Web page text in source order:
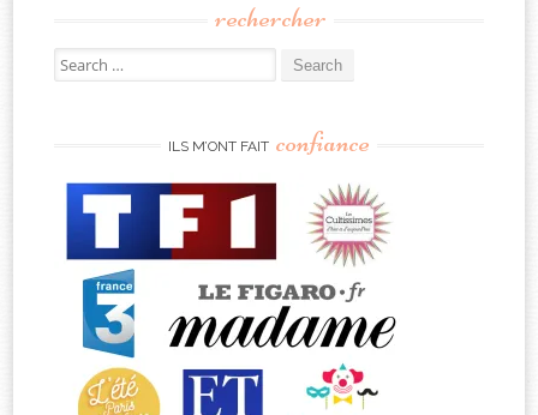
rechercher
Search
for:
ILS M’ONT FAIT confiance